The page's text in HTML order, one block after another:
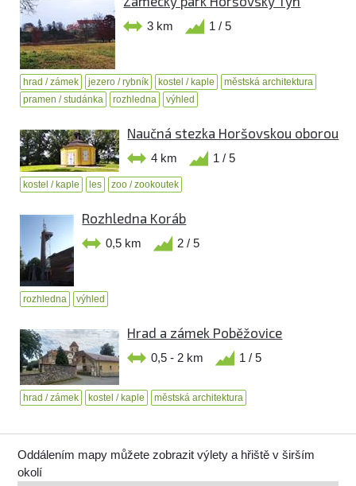
3 km 1 / 5
hrad / zámek jezero / rybník kostel / kaple
městská architektura
pramen / studánka
rozhledna výhled
Naučná stezka Horšovskou oborou
4 km 1 / 5
kostel / kaple les zoo / zookoutek
Rozhledna Koráb
0,5 km 2 / 5
rozhledna výhled
Hrad a zámek Poběžovice
0,5 - 2 km 1 / 5
hrad / zámek kostel / kaple městská architektura
Oddálením mapy můžete zobrazit výlety a hřiště v širším
okolí